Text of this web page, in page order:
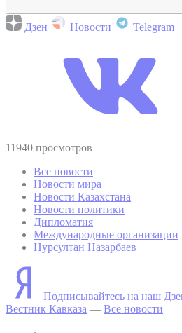
Дзен Новости Telegram
11940 просмотров
Все новости
Новости мира
Новости Казахстана
Новости политики
Дипломатия
Международные организации
Нурсултан Назарбаев
Подписывайтесь на наш
Вестник Кавказа — Все новости